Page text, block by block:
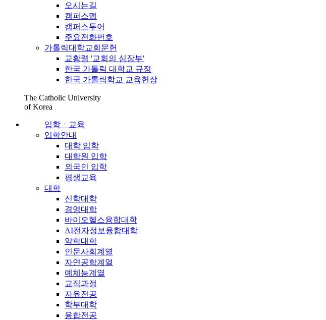
오시는길
캠퍼스맵
캠퍼스투어
주요전화번호
가톨릭대학교회문헌
교황령 '교회의 심장부'
한국 가톨릭 대학교 규정
한국 가톨릭학교 교육헌장
The Catholic University
of Korea
입학ㆍ교육
입학안내
대학 입학
대학원 입학
외국인 입학
평생교육
대학
신학대학
경영대학
바이오헬스융합대학
AI전자정보융합대학
약학대학
인문사회계열
자연공학계열
예체능계열
교직과정
자유전공
학부대학
융합전공